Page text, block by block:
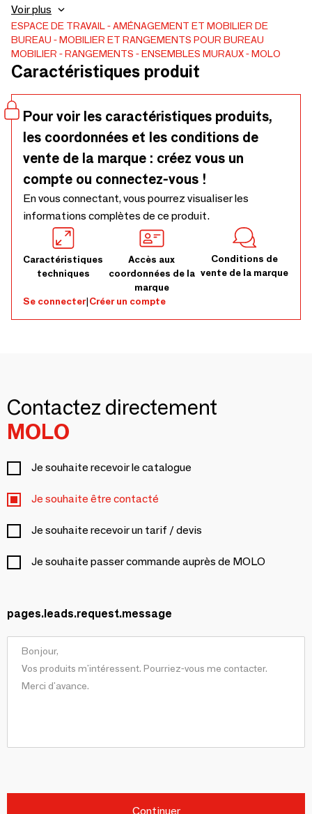
partition d'espace ou un fond acoustique haut et richement
texturé. softblock en textile est composé d'un polyéthylène
non tissé filé, résistant à l'eau et aux déchirures, et
antistatique pour repousser la poussière. Des rubans LED
optionnels s'intègrent au nid d'abeille de softblock en
textile blanc pour transformer les éléments en cloisons
expressives et lumineuses.
Voir plus
ESPACE DE TRAVAIL
AMÉNAGEMENT ET MOBILIER DE
BUREAU
MOBILIER ET RANGEMENTS POUR BUREAU
MOBILIER
RANGEMENTS ENSEMBLES MURAUX MOLO
Caractéristiques produit
Pour voir les caractéristiques produits,
les coordonnées et les conditions de
vente de la marque : créez vous un
compte ou connectez-vous !
En vous connectant, vous pourrez visualiser les
informations complètes de ce produit.
Caractéristiques
techniques
Accès aux
coordonnées de la
marque
Conditions de
vente de la marque
Se connecter|Créer un compte
Contactez directement
MOLO
Je souhaite recevoir le catalogue
Je souhaite être contacté
Je souhaite recevoir un tarif / devis
Je souhaite passer commande auprès de MOLO
pages.leads.request.message
Continuer